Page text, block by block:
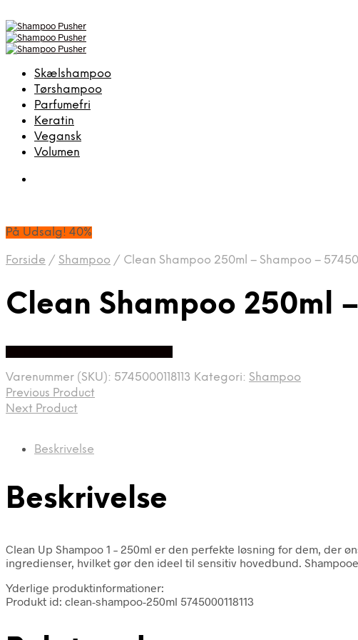
Skælshampoo
Tørshampoo
Parfumefri
Keratin
Vegansk
Volumen
På Udsalg! 40%
Forside / Shampoo / Clean Shampoo 250ml – Shampoo –
Clean Shampoo 250ml
Varenummer (SKU): 5745000118113 Kategori: Shampoo
Previous Product
Next Product
Beskrivelse
Beskrivelse
Clean Up Shampoo 1 – 250ml er den perfekte løsning for dem, der
ingredienser, hvilket gør den ideel til sensitiv hovedbund.
Yderlige produktinformationer:
Produkt id: clean-shampoo-250ml 5745000118113